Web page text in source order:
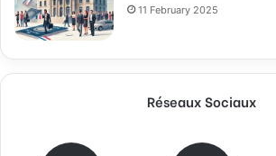
11 February 2025
Réseaux Sociaux